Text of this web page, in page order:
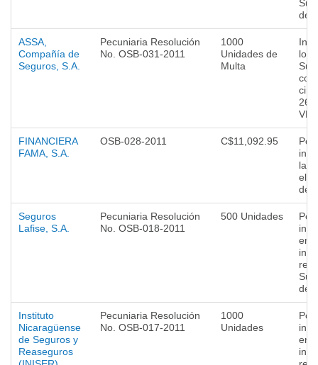
de
ASSA,
Compañía de
Seguros, S.A.
Pecuniaria Resolución
No. OSB-031-2011
1000
Unidades de
Multa
lo
FINANCIERA
FAMA, S.A.
OSB-028-2011 C$11,092.95
Por
la
el
de
Seguros
Lafise, S.A.
Pecuniaria Resolución
No. OSB-018-2011
500 Unidades
Por
en
de
Instituto
Nicaragüense
de Seguros y
Reaseguros
Pecuniaria Resolución
No. OSB-017-2011
1000
Unidades
Por
en